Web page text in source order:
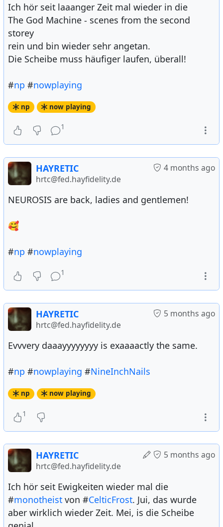
Ich hör seit laaanger Zeit mal wieder in die
The God Machine - scenes from the second
storey
rein und bin wieder sehr angetan.
Die Scheibe muss häufiger laufen, überall!
#np #nowplaying
np now playing
1
4 months ago
HAYRETIC
hrtc@fed.hayfidelity.de
NEUROSIS are back, ladies and gentlemen!
🥰
#np #nowplaying
1
5 months ago
HAYRETIC
hrtc@fed.hayfidelity.de
Evvvery daaayyyyyyyy is exaaaactly the same.
#np #nowplaying #NineInchNails
np now playing
1
5 months ago
HAYRETIC
hrtc@fed.hayfidelity.de
Ich hör seit Ewigkeiten wieder mal die
#monotheist von #CelticFrost. Jui, das wurde
aber wirklich wieder Zeit. Mei, is die Scheibe